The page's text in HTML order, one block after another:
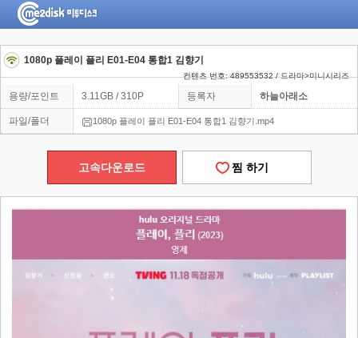
1080p 플레이 플리 E01-E04 통합1 김향기
컨텐츠 번호: 489553532 / 드라마>미니시리즈
용량/포인트 3.11GB / 310P 등록자 하늘아래소
파일/폴더 1080p 플레이 플리 E01-E04 통합1 김향기.mp4
고속다운로드 찜 하기